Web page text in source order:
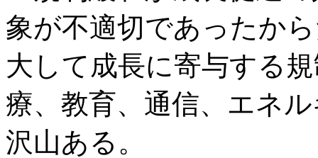
象が不適切であったか
大して成長に寄与する
療、教育、通信、エネ
沢山ある。